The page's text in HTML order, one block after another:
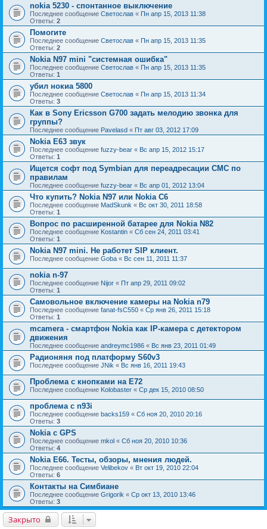
nokia 5230 - спонтанное выключение
Последнее сообщение Светослав « Пн апр 15, 2013 11:38
Ответы: 2
Помогите
Последнее сообщение Светослав « Пн апр 15, 2013 11:35
Ответы: 2
Nokia N97 mini "системная ошибка"
Последнее сообщение Светослав « Пн апр 15, 2013 11:35
Ответы: 1
убил нокиа 5800
Последнее сообщение Светослав « Пн апр 15, 2013 11:34
Ответы: 3
Как в Sony Ericsson G700 задать мелодию звонка для
группы?
Последнее сообщение Pavelasd « Пт авг 03, 2012 17:09
Nokia E63 звук
Последнее сообщение fuzzy-bear « Вс апр 15, 2012 15:17
Ответы: 1
Ищется софт под Symbian для переадресации СМС по
правилам
Последнее сообщение fuzzy-bear « Вс апр 01, 2012 13:04
Что купить? Nokia N97 или Nokia C6
Последнее сообщение MadSkunk « Вс окт 30, 2011 18:58
Ответы: 1
Вопрос по расширенной батарее для Nokia N82
Последнее сообщение Kostantin « Сб сен 24, 2011 03:41
Ответы: 1
Nokia N97 mini. Не работет SIP клиент.
Последнее сообщение Goba « Вс сен 11, 2011 11:37
nokia n-97
Последнее сообщение Nijor « Пт апр 29, 2011 09:02
Ответы: 1
Самовольное включение камеры на Nokia n79
Последнее сообщение fanat-fsC550 « Ср янв 26, 2011 15:18
Ответы: 1
mcamera - смартфон Nokia как IP-камера с детектором
движения
Последнее сообщение andreymc1986 « Вс янв 23, 2011 01:49
Радионяня под платформу S60v3
Последнее сообщение JNik « Вс янв 16, 2011 19:43
Проблема с кнопками на Е72
Последнее сообщение Kolobaster « Ср дек 15, 2010 08:50
проблема с n93i
Последнее сообщение backs159 « Сб ноя 20, 2010 20:16
Ответы: 3
Nokia с GPS
Последнее сообщение mkol « Сб ноя 20, 2010 10:36
Ответы: 4
Nokia E66. Тесты, обзоры, мнения людей.
Последнее сообщение Velibekov « Вт окт 19, 2010 22:04
Ответы: 6
Контакты на Симбиане
Последнее сообщение Grigorik « Ср окт 13, 2010 13:46
Ответы: 3
Закрыто